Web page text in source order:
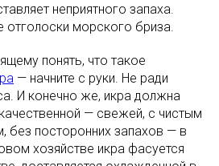
неприятного запаха.
морского бриза.
понять, что такое
— начните с руки. Не ради
И конечно же, икра должна
— свежей, с чистым
без посторонних запахов — в
хозяйстве икра фасуется